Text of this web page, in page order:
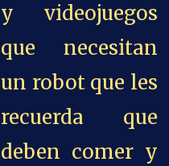
y videojuegos
que necesitan
un robot que les
recuerda que
deben comer y